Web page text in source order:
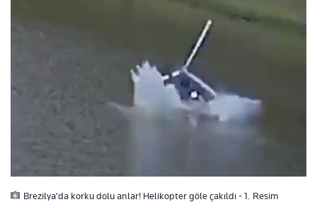
Brezilya'da korku dolu anlar! Helikopter göle çakıldı - 1. Resim